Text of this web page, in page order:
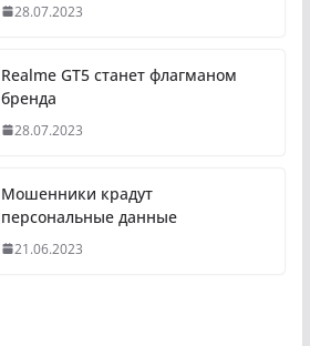
28.07.2023
Realme GT5 станет флагманом
бренда
28.07.2023
Мошенники крадут
персональные данные
21.06.2023